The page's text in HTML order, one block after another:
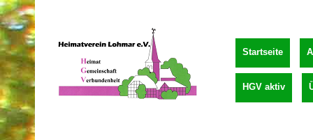
Startseite
HGV aktiv